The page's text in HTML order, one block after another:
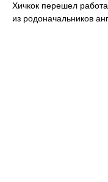
Хичкок перешел
из родоначальников